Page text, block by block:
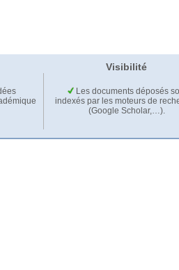
Visibilité
Les documents déposés
indexés par les moteurs de
(Google Scholar,…).